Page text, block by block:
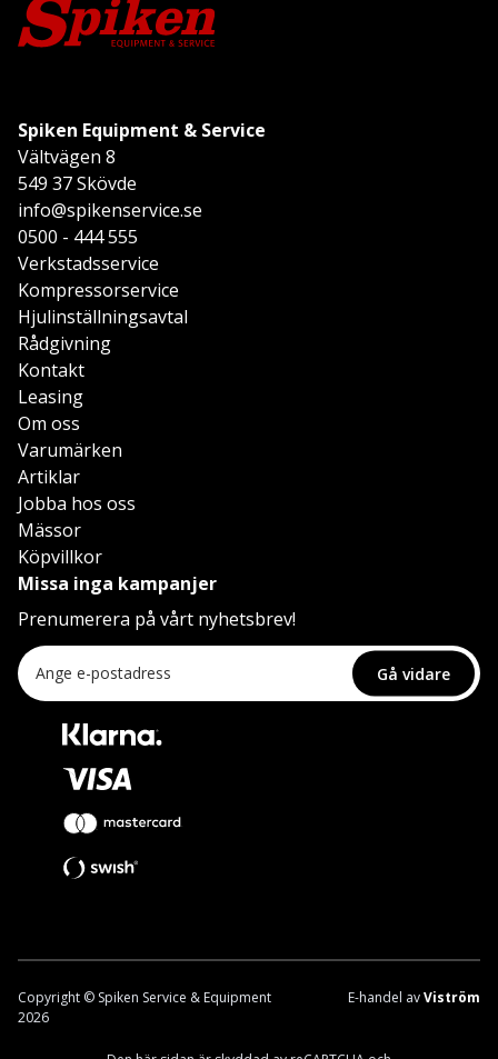
Spiken Equipment & Service
Vältvägen 8
549 37 Skövde
info@spikenservice.se
0500 - 444 555
Verkstadsservice
Kompressorservice
Hjulinställningsavtal
Rådgivning
Kontakt
Leasing
Om oss
Varumärken
Artiklar
Jobba hos oss
Mässor
Köpvillkor
Missa inga kampanjer
Prenumerera på vårt nyhetsbrev!
Gå vidare
Copyright © Spiken Service & Equipment
2026
E-handel avViström